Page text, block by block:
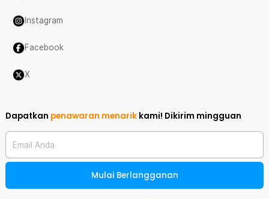
Instagram
Facebook
X
Dapatkan penawaran menarik kami! Dikirim mingguan
Email Anda
Mulai Berlangganan